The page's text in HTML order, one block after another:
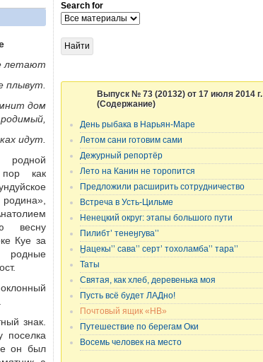
летают
плывут.
дом
родимый,
идут.
как
весну
Куе за
родные
знак.
поселка
он был
Search for
Выпуск № 73 (20132) от 17 июля 2014 г.
(Содержание)
День рыбака в Нарьян-Маре
Летом сани готовим сами
Дежурный репортёр
Лето на Канин не торопится
Предложили расширить сотрудничество
Встреча в Усть-Цильме
Ненецкий округ: этапы большого пути
Пилибт’ тенеӈгува’’
Ӈацекы’’ сава’’ серт’ тохоламба’’ тара’’
Таты
Святая, как хлеб, деревенька моя
Пусть всё будет ЛАДно!
Почтовый ящик «НВ»
Путешествие по берегам Оки
Восемь человек на место